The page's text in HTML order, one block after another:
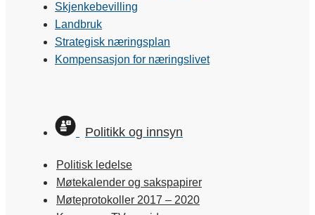
Skjenkebevilling
Landbruk
Strategisk næringsplan
Kompensasjon for næringslivet
Politikk og innsyn
Politisk ledelse
Møtekalender og sakspapirer
Møteprotokoller 2017 – 2020